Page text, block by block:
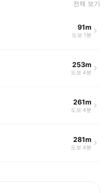
전체 보기
91m
도보 1분
253m
도보 4분
261m
도보 4분
281m
도보 4분